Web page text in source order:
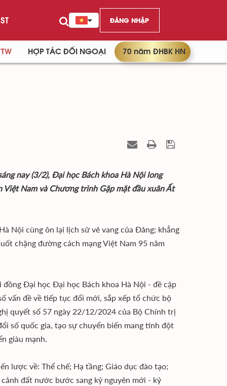
ĐĂNG NHẬP
HỢP TÁC ĐỐI NGOẠI 70 năm ĐHBK HN
nay (3/2), Đại học Bách khoa Hà Nội long
Nam và Chương trình Gặp mặt đầu xuân Ất
Nội cùng ôn lại lịch sử vẻ vang của Đảng; khẳng
chặng đường cách mạng Việt Nam 95 năm
Đại học Đại học Bách khoa Hà Nội - đề cập
vấn đề về tiếp tục đổi mới, sắp xếp tổ chức bộ
quyết số 57 ngày 22/12/2024 của Bộ Chính trị
số quốc gia, tạo sự chuyển biến mang tính đột
giàu mạnh.
lược về: Thể chế; Hạ tầng; Giáo dục đào tạo;
đất nước bước sang kỷ nguyên mới - kỷ